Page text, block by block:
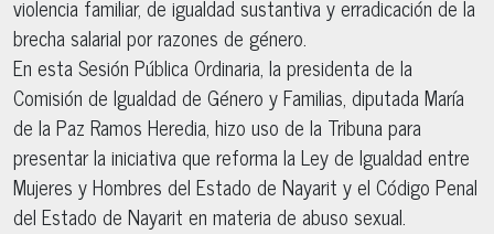
violencia familiar, de igualdad sustantiva y erradicación de la
brecha salarial por razones de género.
En esta Sesión Pública Ordinaria, la presidenta de la
Comisión de Igualdad de Género y Familias, diputada María
de la Paz Ramos Heredia, hizo uso de la Tribuna para
presentar la iniciativa que reforma la Ley de Igualdad entre
Mujeres y Hombres del Estado de Nayarit y el Código Penal
del Estado de Nayarit en materia de abuso sexual.